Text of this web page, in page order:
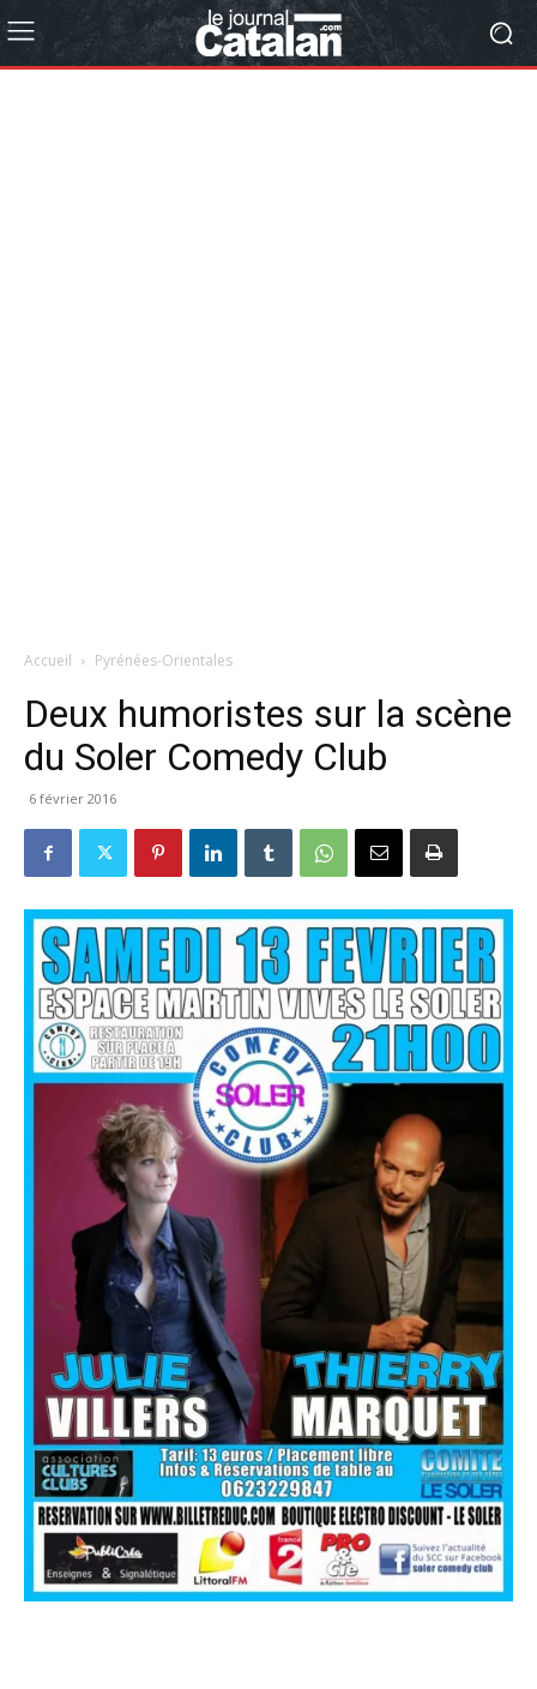
Accueil Pyrénées-Orientales
Deux humoristes sur la scène
du Soler Comedy Club
6 février 2016